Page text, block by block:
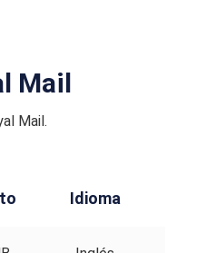
Mail
Mail.
Idioma